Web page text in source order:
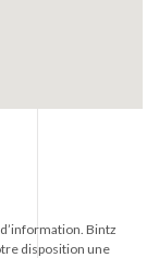
Bintz
disposition une